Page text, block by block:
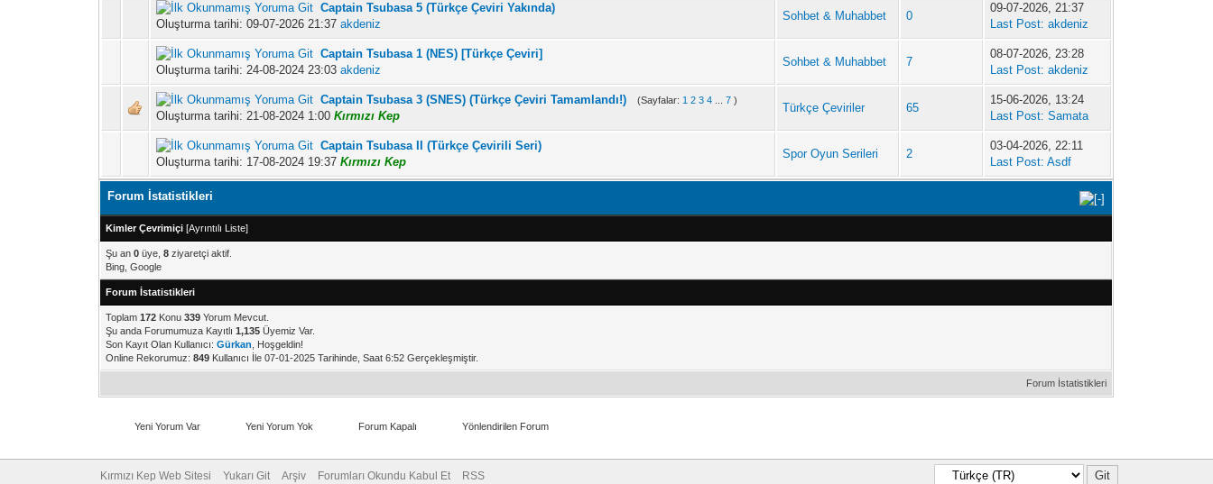
Captain Tsubasa 5 (Türkçe Çeviri Yakında)
Oluşturma tarihi: 09-07-2026 21:37akdeniz
Sohbet & Muhabbet 0
09-07-2026, 21:37
Last Post: akdeniz
Captain Tsubasa 1 (NES) [Türkçe Çeviri]
Oluşturma tarihi: 24-08-2024 23:03akdeniz
Sohbet & Muhabbet 7
08-07-2026, 23:28
Last Post: akdeniz
Captain Tsubasa 3 (SNES) (Türkçe Çeviri Tamamlandı!) (Sayfalar: 1 2 3 4 ...7 )
Oluşturma tarihi: 21-08-2024 1:00Kırmızı Kep
Türkçe Çeviriler 65
15-06-2026, 13:24
Last Post: Samata
Captain Tsubasa II (Türkçe Çevirili Seri)
Oluşturma tarihi: 17-08-2024 19:37Kırmızı Kep
Spor Oyun Serileri 2
03-04-2026, 22:11
Last Post: Asdf
Forum İstatistikleri
Kimler Çevrimiçi [Ayrıntılı Liste]
Şu an0 üye,8 ziyaretçi aktif.
Bing, Google
Forum İstatistikleri
Toplam172 Konu339 Yorum Mevcut.
Şu anda Forumumuza Kayıtlı1,135 Üyemiz Var.
Son Kayıt Olan Kullanıcı:Gürkan
, Hoşgeldin!
Online Rekorumuz:849 Kullanıcı İle 07-01-2025 Tarihinde, Saat 6:52 Gerçekleşmiştir.
Forum İstatistikleri
Yeni Yorum Var Yeni Yorum Yok Forum Kapalı Yönlendirilen Forum
Kırmızı Kep Web Sitesi Yukarı Git Arşiv Forumları Okundu Kabul Et RSS